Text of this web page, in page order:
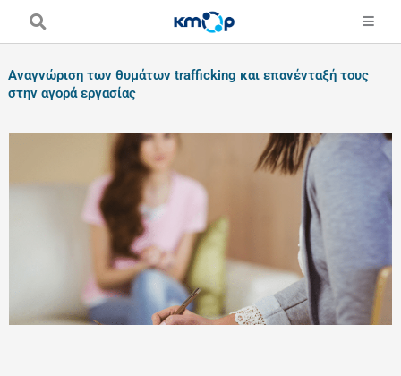
Αναγνώριση των θυμάτων trafficking και επανένταξή τους
στην αγορά εργασίας